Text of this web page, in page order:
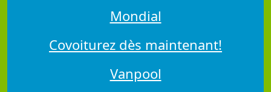
Mondial
Covoiturez dès maintenant!
Vanpool